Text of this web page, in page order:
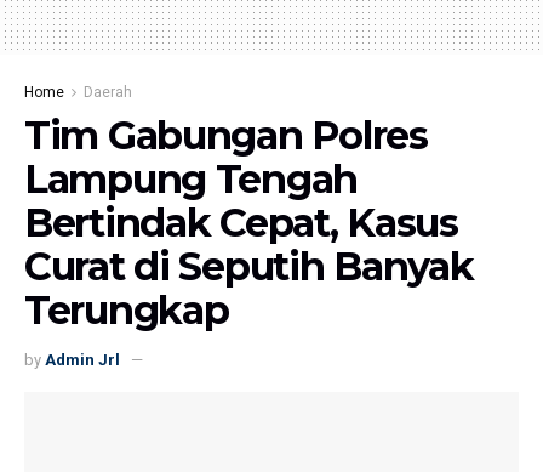
Home Daerah
Tim Gabungan Polres
Lampung Tengah
Bertindak Cepat, Kasus
Curat di Seputih Banyak
Terungkap
by Admin Jrl